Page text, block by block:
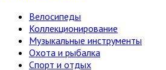
Велосипеды
Коллекционирование
Музыкальные инструменты
Охота и рыбалка
Спорт и отдых